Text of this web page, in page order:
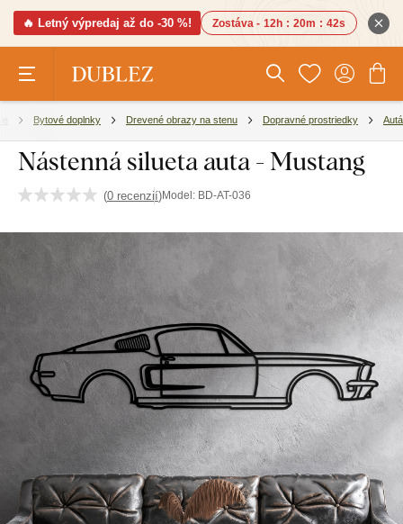
🔥 Letný výpredaj až do -30 %! Zostáva - 12h : 20m : 41s
Bytové doplnky Drevené obrazy na stenu Dopravné prostriedky Autá
Nástenná silueta auta - Mustang
(0 recenzií)Model: BD-AT-036